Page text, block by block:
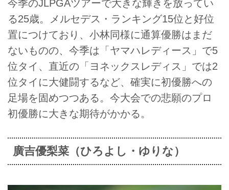
今季のJLPGAツアーで大きな輝きを放ってい
る25歳。メルセデス・ランキング15位と好位
置につけており、小林同様に通算優勝はまだ
ないものの、今季は「ヤマハレディース」で5
位タイ、直近の「ヨネックスレディス」では2
位タイに大健闘するなど、確実に初優勝への
足場を固めつつある。今大会での悲願のプロ
初優勝に大きな期待がかかる。
廣吉優梨菜（ひろよし・ゆりな）